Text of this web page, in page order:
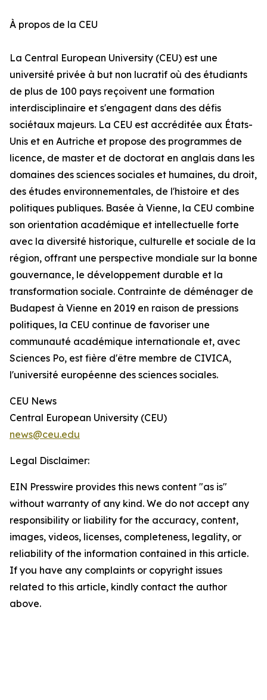
À propos de la CEU
La Central European University (CEU) est une
université privée à but non lucratif où des étudiants
de plus de 100 pays reçoivent une formation
interdisciplinaire et s'engagent dans des défis
sociétaux majeurs. La CEU est accréditée aux États-
Unis et en Autriche et propose des programmes de
licence, de master et de doctorat en anglais dans les
domaines des sciences sociales et humaines, du droit,
des études environnementales, de l'histoire et des
politiques publiques. Basée à Vienne, la CEU combine
son orientation académique et intellectuelle forte
avec la diversité historique, culturelle et sociale de la
région, offrant une perspective mondiale sur la bonne
gouvernance, le développement durable et la
transformation sociale. Contrainte de déménager de
Budapest à Vienne en 2019 en raison de pressions
politiques, la CEU continue de favoriser une
communauté académique internationale et, avec
Sciences Po, est fière d'être membre de CIVICA,
l'université européenne des sciences sociales.
CEU News
Central European University (CEU)
news@ceu.edu
Legal Disclaimer:
EIN Presswire provides this news content "as is"
without warranty of any kind. We do not accept any
responsibility or liability for the accuracy, content,
images, videos, licenses, completeness, legality, or
reliability of the information contained in this article.
If you have any complaints or copyright issues
related to this article, kindly contact the author
above.